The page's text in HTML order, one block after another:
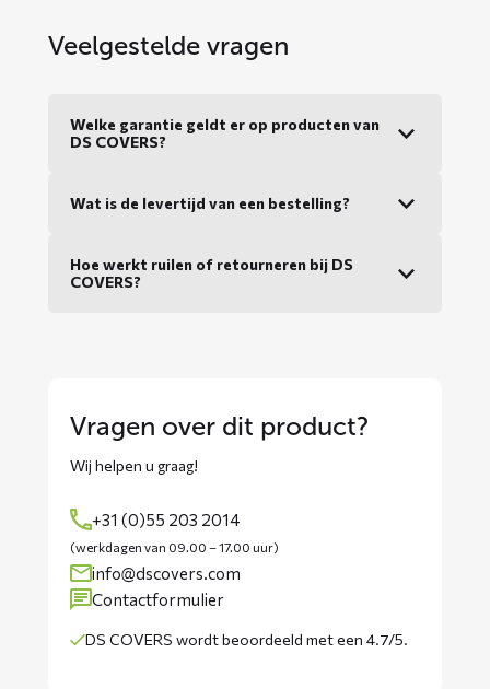
Veelgestelde vragen
Welke garantie geldt er op producten van
DS COVERS?
Wat is de levertijd van een bestelling?
Hoe werkt ruilen of retourneren bij DS
COVERS?
Vragen over dit product?
Wij helpen u graag!
+31 (0)55 203 2014
(werkdagen van 09.00 – 17.00 uur)
info@dscovers.com
Contactformulier
DS COVERS wordtbeoordeeld met een 4.7/5.